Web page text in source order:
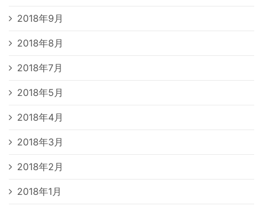
2018年9月
2018年8月
2018年7月
2018年5月
2018年4月
2018年3月
2018年2月
2018年1月